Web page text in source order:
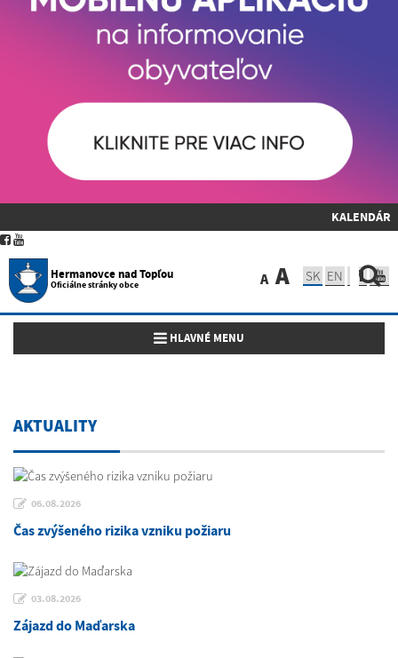
KALENDÁR
Hermanovce nad Topľou
Oficiálne stránky obce A A SK EN
Toggle navigation
HLAVNÉ MENU
AKTUALITY
06.08.2026
Čas zvýšeného rizika vzniku požiaru
03.08.2026
Zájazd do Maďarska